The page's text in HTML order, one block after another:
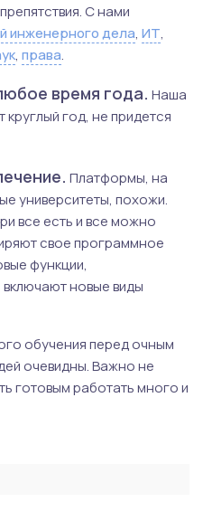
С нами
инженерного дела, ИТ,
, права.
время года. Наша
год, не придется
Платформы, на
университеты, похожи.
все есть и все можно
свое программное
функции,
новые виды
обучения перед очным
очевидны. Важно не
готовым работать много и